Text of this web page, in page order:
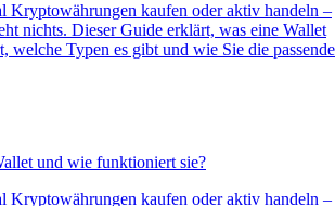
Kryptowährungen kaufen oder aktiv handeln –
nichts. Dieser Guide erklärt, was eine Wallet
welche Typen es gibt und wie Sie die passende
und wie funktioniert sie?
Kryptowährungen kaufen oder aktiv handeln –